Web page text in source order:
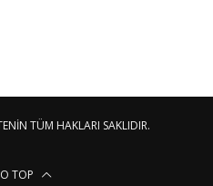
TÜM HAKLARI SAKLIDIR.
TOP